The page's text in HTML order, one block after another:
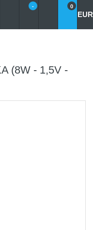
- 0
EUR
(8W - 1,5V -